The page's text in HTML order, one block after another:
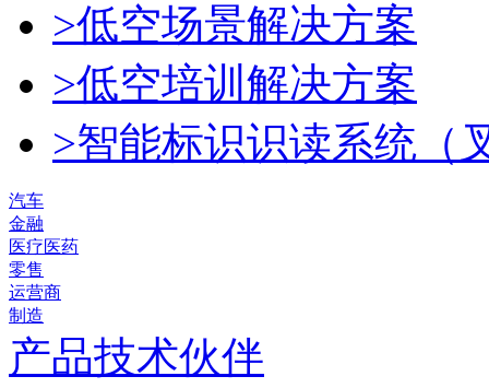
>低空场景解决方案
>低空培训解决方案
>智能标识识读系统（
汽车
金融
医疗医药
零售
运营商
制造
产品技术伙伴